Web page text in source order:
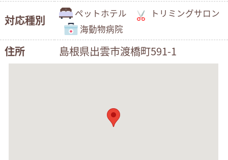
対応種別 ペットホテル
トリミングサロン
海動物病院
住所 島根県出雲市渡橋町591-1